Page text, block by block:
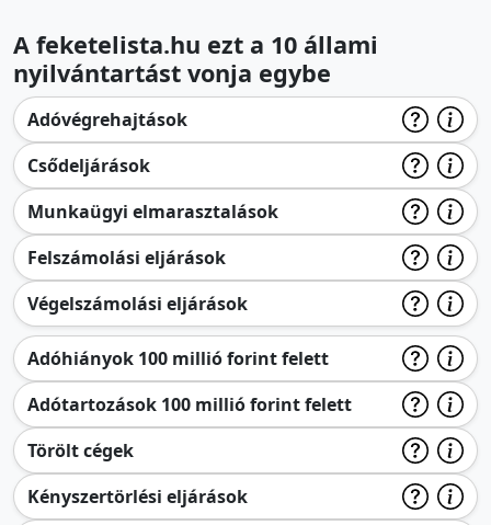
A feketelista.hu ezt a 10 állami
nyilvántartást vonja egybe
Adóvégrehajtások
Csődeljárások
Munkaügyi elmarasztalások
Felszámolási eljárások
Végelszámolási eljárások
Adóhiányok 100 millió forint felett
Adótartozások 100 millió forint felett
Törölt cégek
Kényszertörlési eljárások